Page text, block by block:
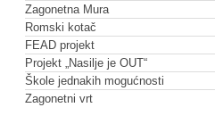
Zagonetna Mura
Romski kotač
FEAD projekt
Projekt „Nasilje je OUT“
Škole jednakih mogućnosti
Zagonetni vrt